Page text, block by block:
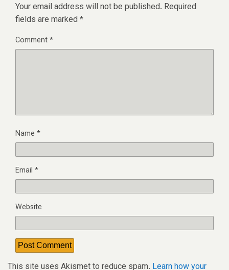
Your email address will not be published. Required
fields are marked *
Comment*
Name *
Email *
Website
This site uses Akismet to reduce spam. Learn how your